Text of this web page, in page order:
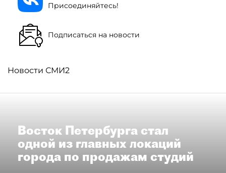
Присоединяйтесь!
Подписаться на новости
Новости СМИ2
Восток Петербурга стал
одной из главных локаций
города по продажам студий